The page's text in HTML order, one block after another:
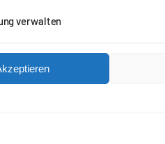
verwalten